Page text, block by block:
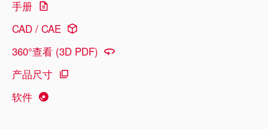
手册
CAD / CAE
360°查看 (3D PDF)
产品尺寸
软件